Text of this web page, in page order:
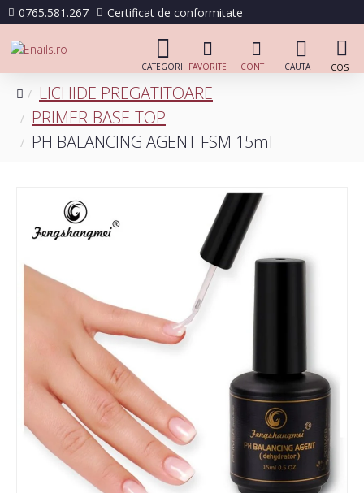
0765.581.267 Certificat de conformitate
LICHIDE PREGATITOARE
PRIMER-BASE-TOP
PH BALANCING AGENT FSM 15ml